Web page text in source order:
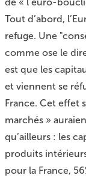
Tout d’abord,
refuge. Une
comme ose le
est que les
et viennent se
France. Cet effet
marchés »
qu’ailleurs : les
produits
pour la France,